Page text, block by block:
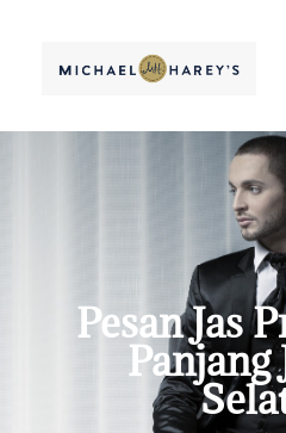
Pesan Jas
Panjang